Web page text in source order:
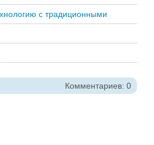
с традиционными
Комментариев: 0